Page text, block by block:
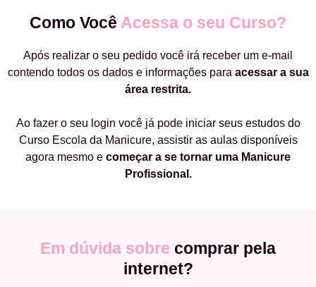
Como Você Acessa o seu Curso?
Após realizar o seu pedido você irá receber um e-mail
contendo todos os dados e informações para acessar a sua
área restrita.
Ao fazer o seu login você já pode iniciar seus estudos do
Curso Escola da Manicure, assistir as aulas disponíveis
agora mesmo e começar a se tornar uma Manicure
Profissional.
Em dúvida sobre comprar pela
internet?